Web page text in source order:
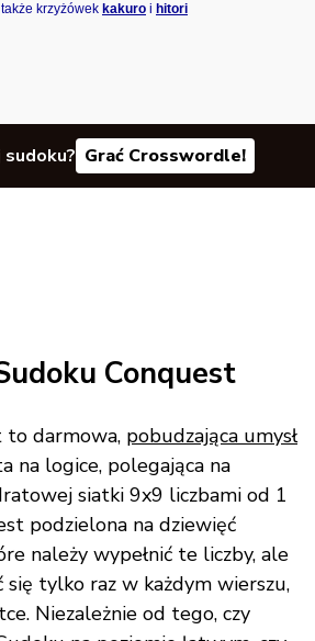
krzyżówek kakuro i hitori
Grać Crosswordle!
Conquest
to darmowa, pobudzająca umysł
na logice, polegająca na
siatki 9x9 liczbami od 1
podzielona na dziewięć
należy wypełnić te liczby, ale
się tylko raz w każdym wierszu,
Niezależnie od tego, czy